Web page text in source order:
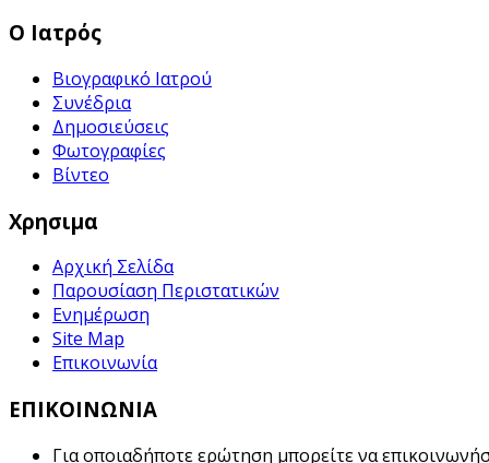
Ο Ιατρός
Βιογραφικό Ιατρού
Συνέδρια
Δημοσιεύσεις
Φωτογραφίες
Βίντεο
Χρησιμα
Αρχική Σελίδα
Παρουσίαση Περιστατικών
Ενημέρωση
Site Map
Επικοινωνία
ΕΠΙΚΟΙΝΩΝΙΑ
Για οποιαδήποτε ερώτηση μπορείτε να